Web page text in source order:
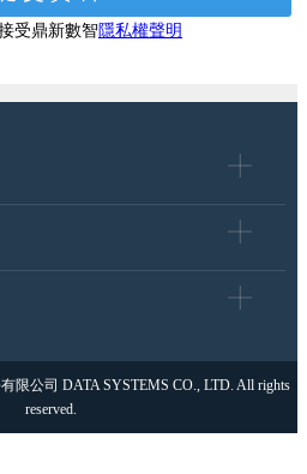
受鼎新數智隱私權聲明
限公司 DATA SYSTEMS CO., LTD. All rights
reserved.